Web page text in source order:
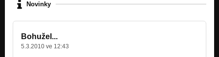
Novinky
Bohužel...
5.3.2010 ve 12:43